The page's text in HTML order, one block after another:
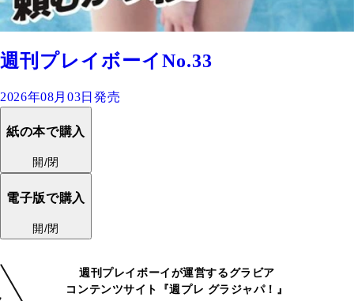
週刊プレイボーイNo.33
2026年08月03日発売
紙の本で購入
開/閉
電子版で購入
開/閉
週刊プレイボーイが運営するグラビア
コンテンツサイト『週プレ グラジャパ！』